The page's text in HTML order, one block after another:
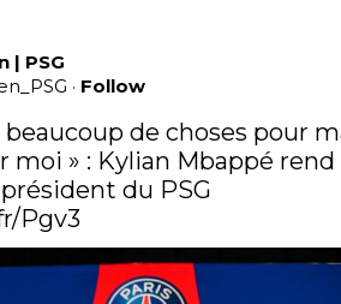
| PSG
· Follow
beaucoup de choses pour
» : Kylian Mbappé rend
du PSG
Pgv3